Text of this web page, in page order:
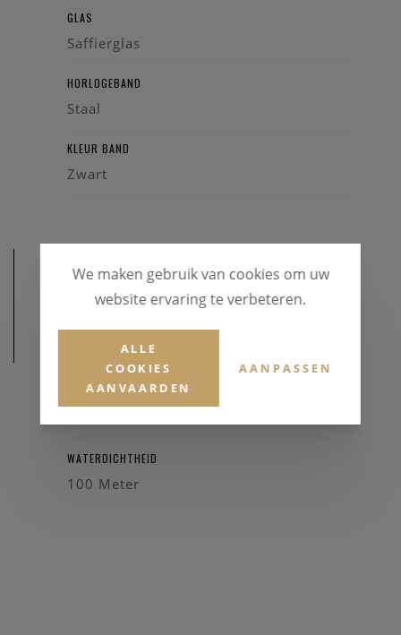
GLAS
Saffierglas
HORLOGEBAND
Staal
KLEUR BAND
Zwart
AFMETINGEN
KASTDIAMETER
WATERDICHTHEID
100 Meter
We maken gebruik van cookies om uw
website ervaring te verbeteren.
ALLE
COOKIES
AANVAARDEN
AANPASSEN